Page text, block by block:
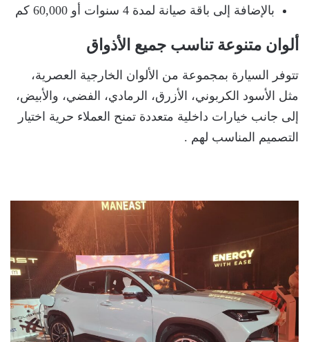
بالإضافة إلى باقة صيانة لمدة 4 سنوات أو 60,000 كم
ألوان متنوعة تناسب جميع الأذواق
تتوفر السيارة بمجموعة من الألوان الخارجية العصرية،
مثل الأسود الكربوني، الأزرق، الرمادي، الفضي، والأبيض،
إلى جانب خيارات داخلية متعددة تمنح العملاء حرية اختيار
التصميم المناسب لهم .